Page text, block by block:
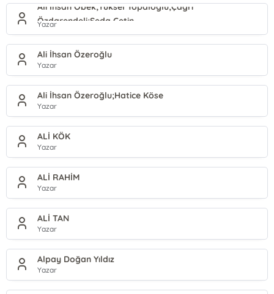
Ali İhsan Öbek;Yüksel Topaloğlu;Çağrı
Özdarendeli;Seda Çetin
Yazar
Ali İhsan Özeroğlu
Yazar
Ali İhsan Özeroğlu;Hatice Köse
Yazar
ALİ KÖK
Yazar
ALİ RAHİM
Yazar
ALİ TAN
Yazar
Alpay Doğan Yıldız
Yazar